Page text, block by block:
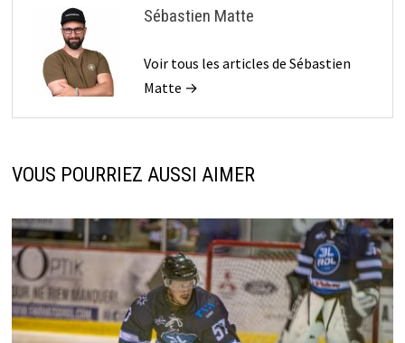
Sébastien Matte
Voir tous les articles de Sébastien
Matte →
VOUS POURRIEZ AUSSI AIMER